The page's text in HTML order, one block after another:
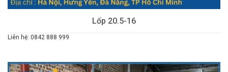
Lốp 20.5-16
Liên hệ: 0842 888 999